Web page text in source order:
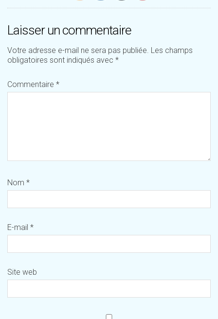
Laisser un commentaire
Votre adresse e-mail ne sera pas publiée. Les champs
obligatoires sont indiqués avec *
Commentaire *
Nom *
E-mail *
Site web